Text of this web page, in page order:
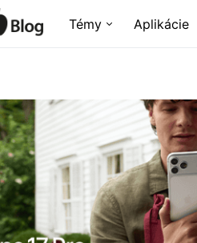
Témy Aplikácie